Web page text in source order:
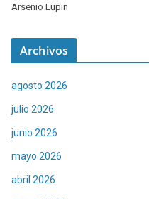
Arsenio Lupin
Archivos
agosto 2026
julio 2026
junio 2026
mayo 2026
abril 2026